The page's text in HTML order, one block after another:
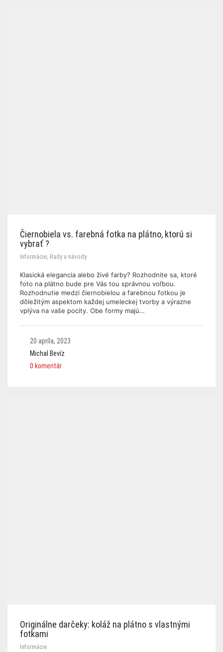
Čiernobiela vs. farebná fotka na plátno, ktorú si
vybrať ?
Informácie, Rady a návody
Klasická elegancia alebo živé farby? Rozhodnite sa, ktoré
foto na plátno bude pre Vás tou správnou voľbou.
Rozhodnutie medzi čiernobielou a farebnou fotkou je
dôležitým aspektom každej umeleckej tvorby a výrazne
vplýva na vaše pocity. Obe formy majú…
20 apríla, 2023
Michal Bevíz
0 komentár
Originálne darčeky: koláž na plátno s vlastnými
fotkami
Informácie